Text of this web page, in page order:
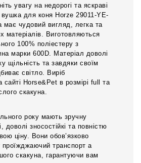
увагу на недорогі та яскраві
вушка для коня Horze 29011-YE-
чудовий вигляд, легка та
матеріалів. Виготовляються
100% поліестеру з
марки 600D. Матеріал доволі
щільність та завдяки своїм
світло. Виріб
сайті Horse&Pet в розмірі full та
скакуна.
року мають зручну
доволі зносостійкі та повністю
ціну. Вони обов’язково
проїжджаючий транспорт а
скакуна, гарантуючи вам